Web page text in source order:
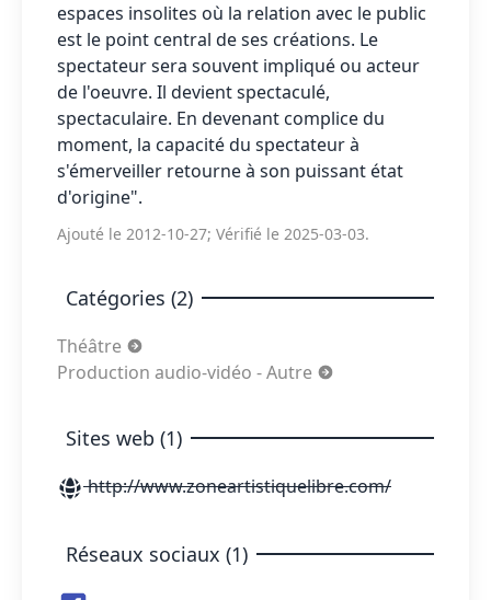
espaces insolites où la relation avec le public
est le point central de ses créations. Le
spectateur sera souvent impliqué ou acteur
de l'oeuvre. Il devient spectaculé,
spectaculaire. En devenant complice du
moment, la capacité du spectateur à
s'émerveiller retourne à son puissant état
d'origine".
Ajouté le 2012-10-27; Vérifié le 2025-03-03.
Catégories (2)
Théâtre
Production audio-vidéo - Autre
Sites web (1)
http://www.zoneartistiquelibre.com/
Réseaux sociaux (1)